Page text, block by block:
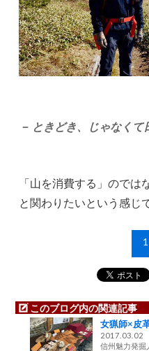
－ ときどき、じゃなくて
「山を消費する」ので
と関わりたいという感じ
1
このブログ内の関連記事
女猟師×皮
2017.03.02
信州魅力発掘